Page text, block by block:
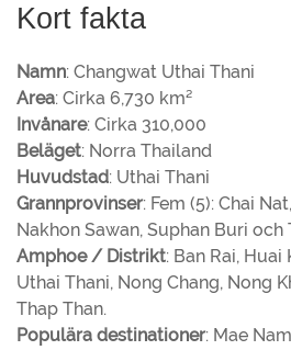
Kort fakta
Namn: Changwat Uthai Thani
Area: Cirka 6,730 km²
Invånare: Cirka 310,000
Beläget: Norra Thailand
Huvudstad: Uthai Thani
Grannprovinser: Fem (5): Chai
Nakhon Sawan, Suphan Buri och
Amphoe / Distrikt: Ban Rai, Huai
Uthai Thani, Nong Chang, Nong
Thap Than.
Populära destinationer: Mae